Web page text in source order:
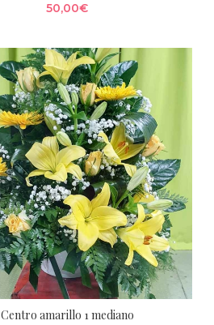
50,00€
Centro amarillo 1 mediano